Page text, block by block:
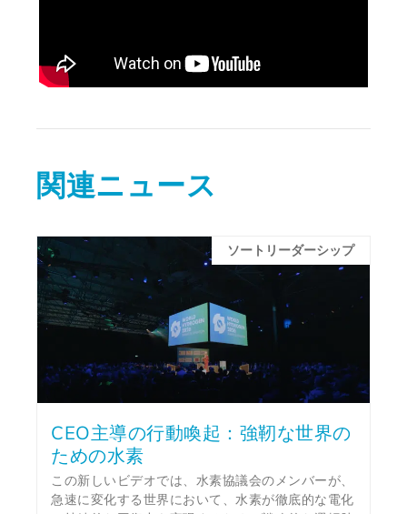
関連ニュース
ソートリーダーシップ
CEO主導の行動喚起：強靭な世界の
ための水素
この新しいビデオでは、水素協議会のメンバーが、
急速に変化する世界において、水素が徹底的な電化